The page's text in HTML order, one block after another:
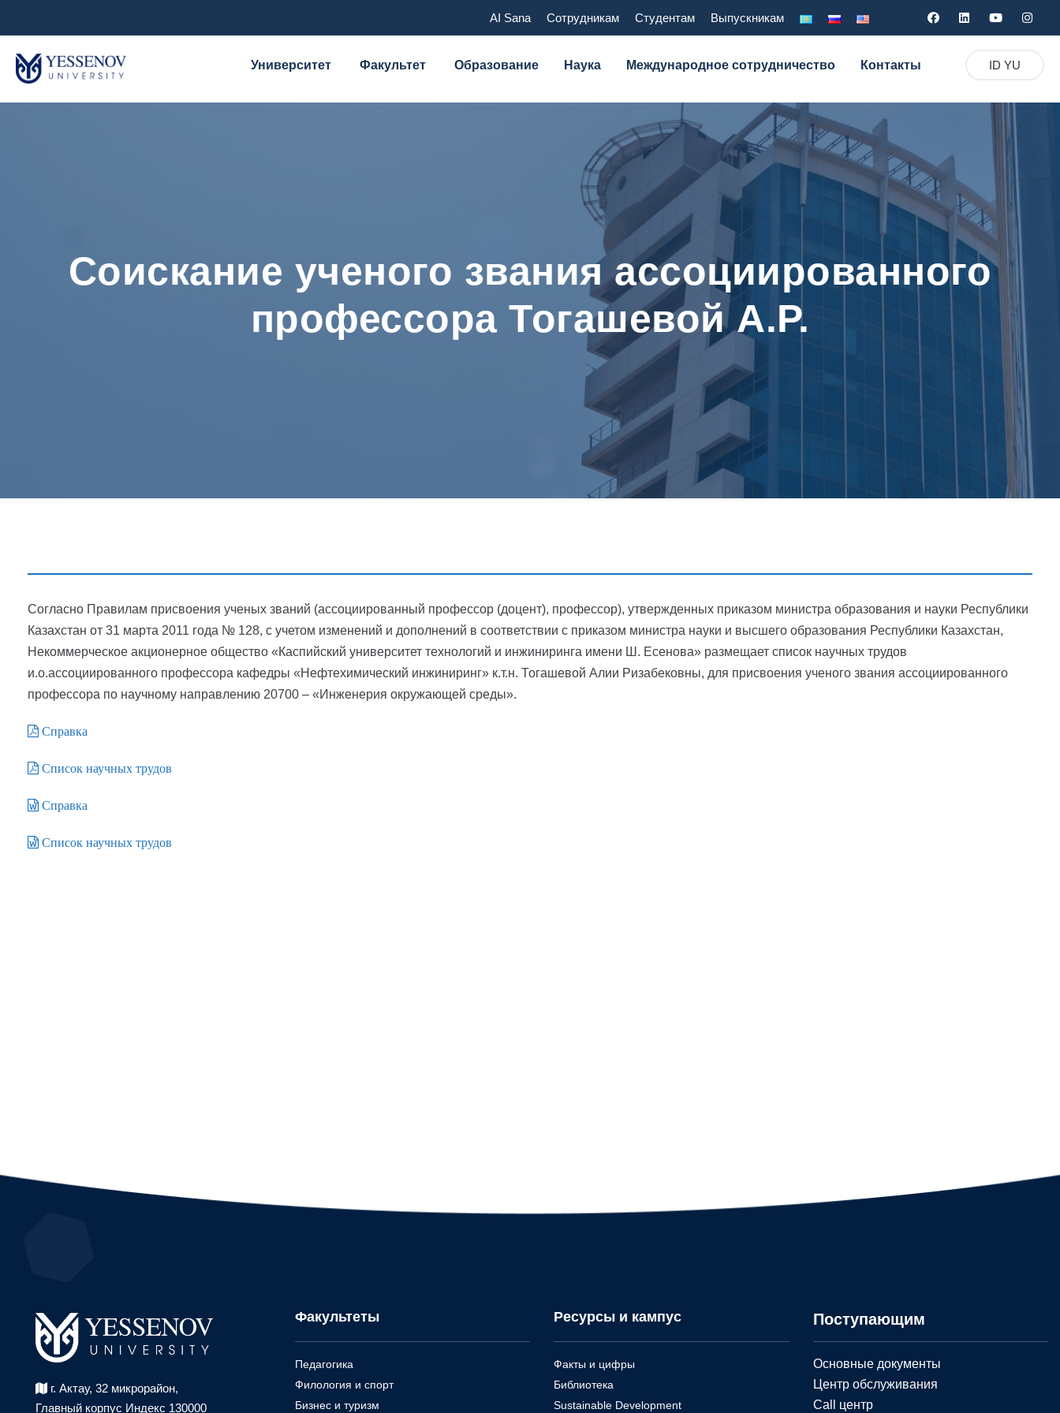
AI Sana Сотрудникам Студентам Выпускникам
Университет Факультет Образование Наука Международное сотрудничество Контакты ID YU
Соискание ученого звания ассоциированного
профессора Тогашевой А.Р.
Согласно Правилам присвоения ученых званий (ассоциированный профессор (доцент), профессор), утвержденных приказом министра образования и науки Республики
Казахстан от 31 марта 2011 года № 128, с учетом изменений и дополнений в соответствии с приказом министра науки и высшего образования Республики Казахстан,
Некоммерческое акционерное общество «Каспийский университет технологий и инжиниринга имени Ш. Есенова» размещает список научных трудов
и.о.ассоциированного профессора кафедры «Нефтехимический инжиниринг» к.т.н. Тогашевой Алии Ризабековны, для присвоения ученого звания ассоциированного
профессора по научному направлению 20700 – «Инженерия окружающей среды».
Справка
Список научных трудов
Справка
Список научных трудов
г. Актау, 32 микрорайон,
Главный корпус Индекс 130000
Факультеты
Педагогика
Филология и спорт
Бизнес и туризм
Ресурсы и кампус
Факты и цифры
Библиотека
Sustainable Development
Поступающим
Основные документы
Центр обслуживания
Call центр